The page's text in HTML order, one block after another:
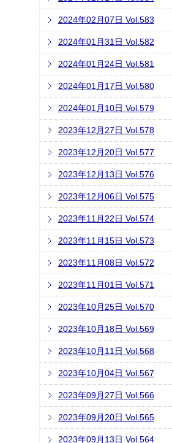
2024年02月07日 Vol.583
2024年01月31日 Vol.582
2024年01月24日 Vol.581
2024年01月17日 Vol.580
2024年01月10日 Vol.579
2023年12月27日 Vol.578
2023年12月20日 Vol.577
2023年12月13日 Vol.576
2023年12月06日 Vol.575
2023年11月22日 Vol.574
2023年11月15日 Vol.573
2023年11月08日 Vol.572
2023年11月01日 Vol.571
2023年10月25日 Vol.570
2023年10月18日 Vol.569
2023年10月11日 Vol.568
2023年10月04日 Vol.567
2023年09月27日 Vol.566
2023年09月20日 Vol.565
2023年09月13日 Vol.564